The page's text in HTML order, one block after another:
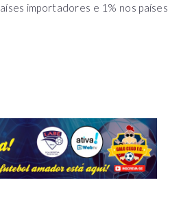
importadores e 1% nos países